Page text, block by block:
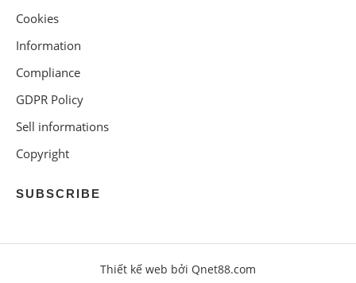
Cookies
Information
Compliance
GDPR Policy
Sell informations
Copyright
SUBSCRIBE
Thiết kế web bởi Qnet88.com